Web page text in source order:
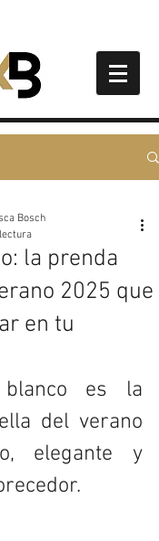
la prenda
2025 que
en tu
Bosch
es la
del verano
elegante y